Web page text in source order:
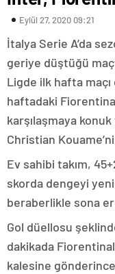
Eylül 27, 2020 09:21
İtalya Serie A’da
geriye düştüğü
Ligde ilk hafta
haftadaki Fiorentina
karşılaşmaya konuk
Christian
Ev sahibi takım,
skorda dengeyi
beraberlikle sona
Gol düellosu
dakikada
kalesine